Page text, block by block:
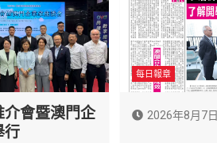
介會暨澳門企
行
每日報章
2026年8月7日